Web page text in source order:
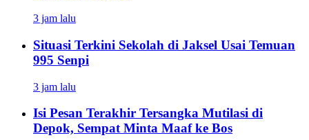
3 jam lalu
Situasi Terkini Sekolah di Jaksel Usai Temuan
995 Senpi
3 jam lalu
Isi Pesan Terakhir Tersangka Mutilasi di
Depok, Sempat Minta Maaf ke Bos